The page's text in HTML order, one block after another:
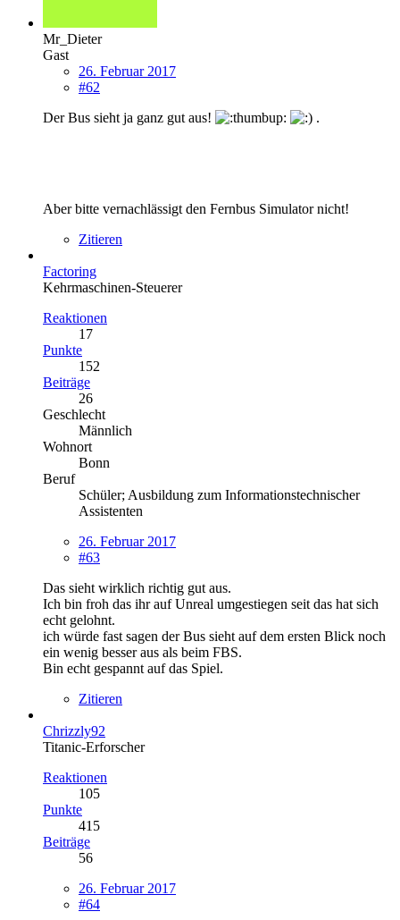
Mr_Dieter
Gast
26. Februar 2017
#62
Der Bus sieht ja ganz gut aus!
.
Aber bitte vernachlässigt den Fernbus Simulator nicht!
Zitieren
Factoring
Kehrmaschinen-Steuerer
Reaktionen
17
Punkte
152
Beiträge
26
Geschlecht
Männlich
Wohnort
Bonn
Beruf
Schüler; Ausbildung zum Informationstechnischer
Assistenten
26. Februar 2017
#63
Das sieht wirklich richtig gut aus.
Ich bin froh das ihr auf Unreal umgestiegen seit das hat sich
echt gelohnt.
ich würde fast sagen der Bus sieht auf dem ersten Blick noch
ein wenig besser aus als beim FBS.
Bin echt gespannt auf das Spiel.
Zitieren
Chrizzly92
Titanic-Erforscher
Reaktionen
105
Punkte
415
Beiträge
56
26. Februar 2017
#64